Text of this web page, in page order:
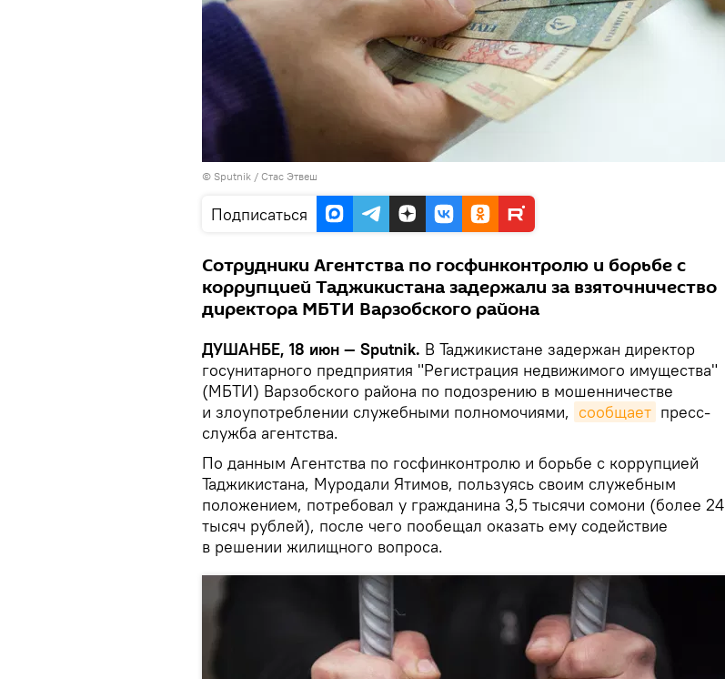
© Sputnik / Стас Этвеш
Подписаться
Сотрудники Агентства по госфинконтролю и борьбе с
коррупцией Таджикистана задержали за взяточничество
директора МБТИ Варзобского района
ДУШАНБЕ, 18 июн — Sputnik. В Таджикистане задержан директор
госунитарного предприятия "Регистрация недвижимого имущества"
(МБТИ) Варзобского района по подозрению в мошенничестве
и злоупотреблении служебными полномочиями, сообщает пресс-
служба агентства.
По данным Агентства по госфинконтролю и борьбе с коррупцией
Таджикистана, Муродали Ятимов, пользуясь своим служебным
положением, потребовал у гражданина 3,5 тысячи сомони (более 24
тысяч рублей), после чего пообещал оказать ему содействие
в решении жилищного вопроса.